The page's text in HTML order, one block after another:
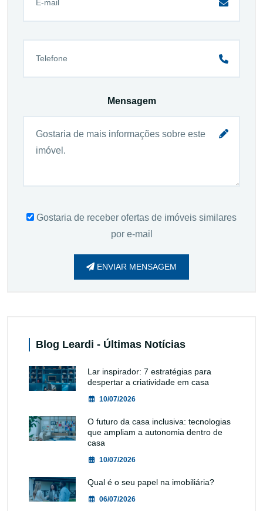
Mensagem
Gostaria de receber ofertas de imóveis similares
por e-mail
ENVIAR MENSAGEM
Blog Leardi - Últimas Notícias
Lar inspirador: 7 estratégias para
despertar a criatividade em casa
10/07/2026
O futuro da casa inclusiva: tecnologias
que ampliam a autonomia dentro de
casa
10/07/2026
Qual é o seu papel na imobiliária?
06/07/2026